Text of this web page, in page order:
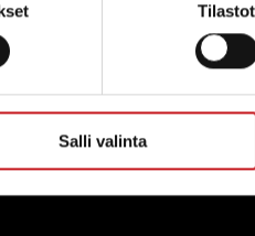
Tilastot
Salli valinta